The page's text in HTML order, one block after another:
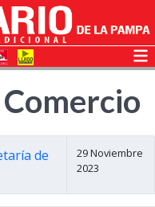
de
29 Noviembre
2023